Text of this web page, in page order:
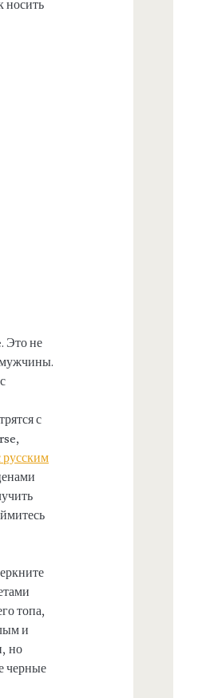
носить
Это не
мужчины.
с
русским
топа,
и
но
черные